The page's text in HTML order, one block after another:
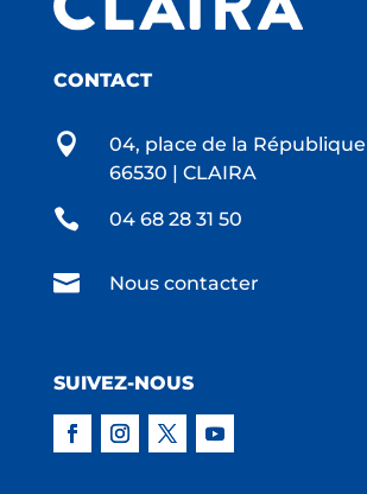
CONTACT

04, place de la République
66530 | CLAIRA
 04 68 28 31 50
 Nous contacter
SUIVEZ-NOUS